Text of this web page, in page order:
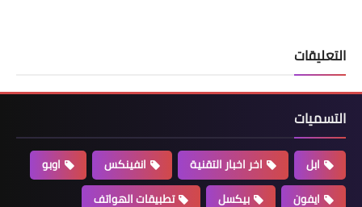
التعليقات
التسميات
ابل اخر اخبار التقنية انفينكس
اوبو
ايفون
بيكسل تطبيقات الهواتف